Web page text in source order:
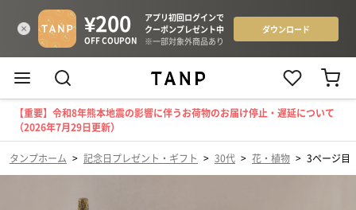
【重要】令和8年熊本地震の影響に伴うお荷物のお届け停止・遅延について
（2026年7月29日更新）
タンプホーム > 記念日プレゼント・ギフト > 30代 > 花・植物 > 3ページ目